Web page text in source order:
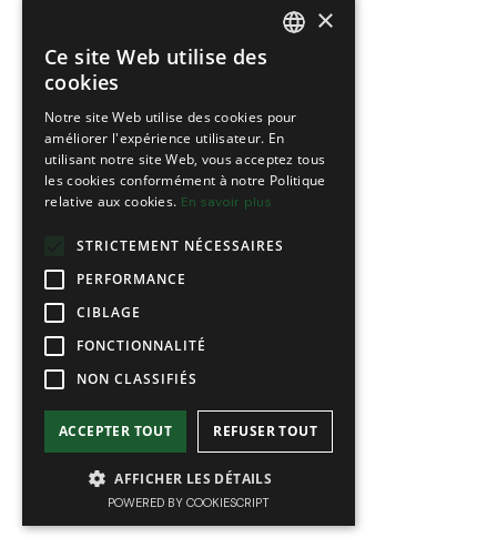
×
Ce site Web utilise des
cookies
Notre site Web utilise des cookies pour
améliorer l'expérience utilisateur. En
utilisant notre site Web, vous acceptez tous
les cookies conformément à notre Politique
relative aux cookies. En savoir plus
STRICTEMENT NÉCESSAIRES
PERFORMANCE
CIBLAGE
FONCTIONNALITÉ
NON CLASSIFIÉS
ACCEPTER TOUT REFUSER TOUT
AFFICHER LES DÉTAILS
POWERED BY COOKIESCRIPT